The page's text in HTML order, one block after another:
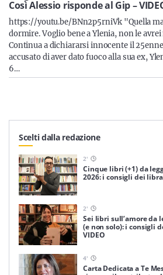
Servizi
nostra newsletter
Iscriviti
Così Alessio risponde al Gip –
https://youtu.be/BNn2p5rniVk "Quella
dormire. Voglio bene a Ylenia, non le
Continua a dichiararsi innocente il
accusato di aver dato fuoco alla sua ex,
6…
Scelti dalla redazione
2'
Cinque libri (+1) da
2026: i consigli dei
2'
Sei libri sull’amore da
(e non solo): i consigli
VIDEO
4'
Carta Dedicata a Te